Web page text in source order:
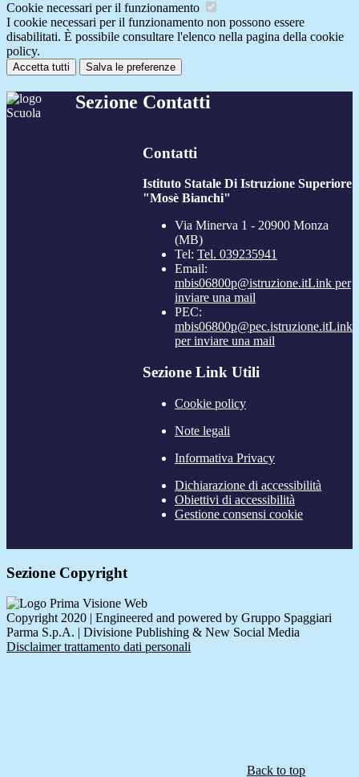
Cookie necessari per il funzionamento
I cookie necessari per il funzionamento non possono essere
disabilitati. È possibile consultare l'elenco nella pagina della cookie
policy.
Accetta tutti Salva le preferenze
Sezione Contatti
Contatti
Istituto Statale Di Istruzione Superiore
"Mosè Bianchi"
Via Minerva 1 - 20900 Monza
(MB)
Tel: Tel. 039235941
Email:
mbis06800p@istruzione.itLink per
inviare una mail
PEC:
mbis06800p@pec.istruzione.itLink
per inviare una mail
Sezione Link Utili
Cookie policy
Note legali
Informativa Privacy
Dichiarazione di accessibilità
Obiettivi di accessibilità
Gestione consensi cookie
Sezione Copyright
Copyright 2020 | Engineered and powered by Gruppo Spaggiari
Parma S.p.A. | Divisione Publishing & New Social Media
Disclaimer trattamento dati personali
Back to top